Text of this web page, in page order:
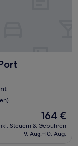
Der
Preis
beträgt
164 €
Steuern & Gebühren
9. Aug.–10. Aug.